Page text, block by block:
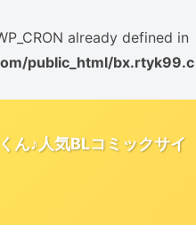
already defined in
public_html/bx.rtyk99.c
ん♪人気BLコミックサイ